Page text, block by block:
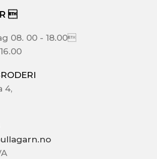

08. 00 - 18.00
4,